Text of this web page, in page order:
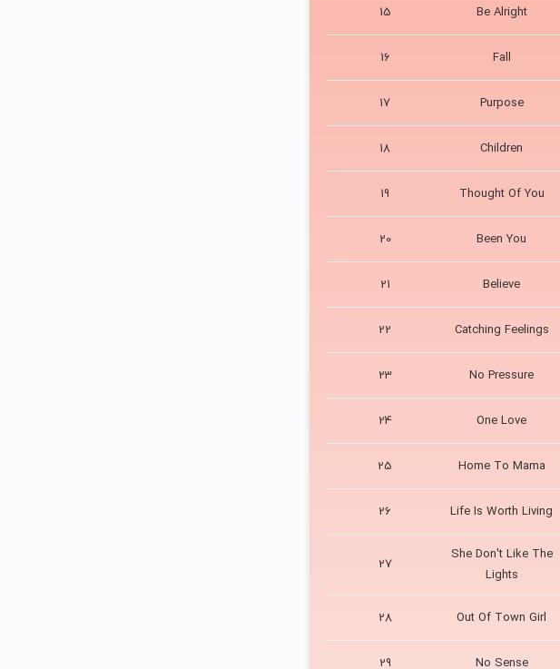
11 Take You
12 Die In Your Arms
13 The Feeling
14 Mark My Words
15 Be Alright
16 Fall
17 Purpose
18 Children
19 Thought Of You
20 Been You
21 Believe
22 Catching Feelings
23 No Pressure
24 One Love